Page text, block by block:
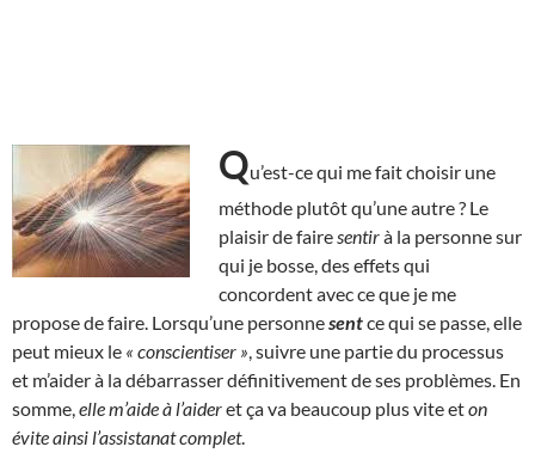
Qu’est-ce qui me fait choisir une
méthode plutôt qu’une autre ? Le
plaisir de faire sentirà la personne sur
qui je bosse, des effets qui
concordent avec ce que je me
propose de faire. Lorsqu’une personnesentce qui se passe, elle
peut mieux le « conscientiser » , suivre une partie du processus
et m’aider à la débarrasser définitivement de ses problèmes. En
somme, elle m’aide à l’aideret ça va beaucoup plus vite eton
évite ainsi l’assistanat complet.